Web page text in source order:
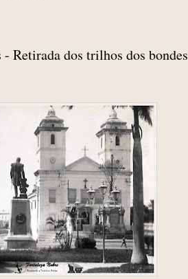
Retirada dos trilhos dos bondes